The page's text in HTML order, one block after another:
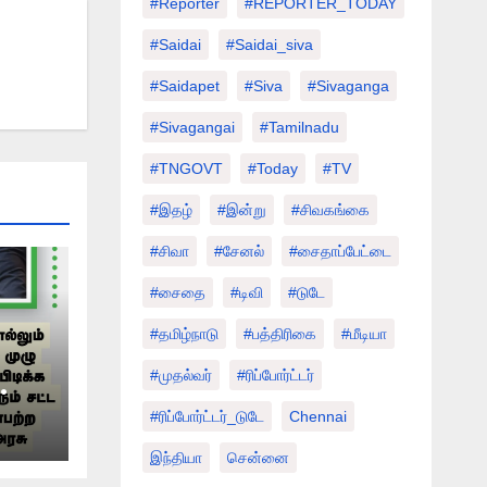
#saidai #saidai_siva
#saidapet #Siva #Sivaganga
#sivagangai #tamilnadu
#TNGOVT #today #TV
#இதழ் #இன்று #சிவகங்கை
#சிவா #சேனல் #சைதாப்பேட்டை
#சைதை #டிவி #டுடே
#தமிழ்நாடு #பத்திரிகை #மீடியா
#முதல்வர் #ரிப்போர்ட்டர்
#ரிப்போர்ட்டர்_டுடே Chennai
இந்தியா சென்னை